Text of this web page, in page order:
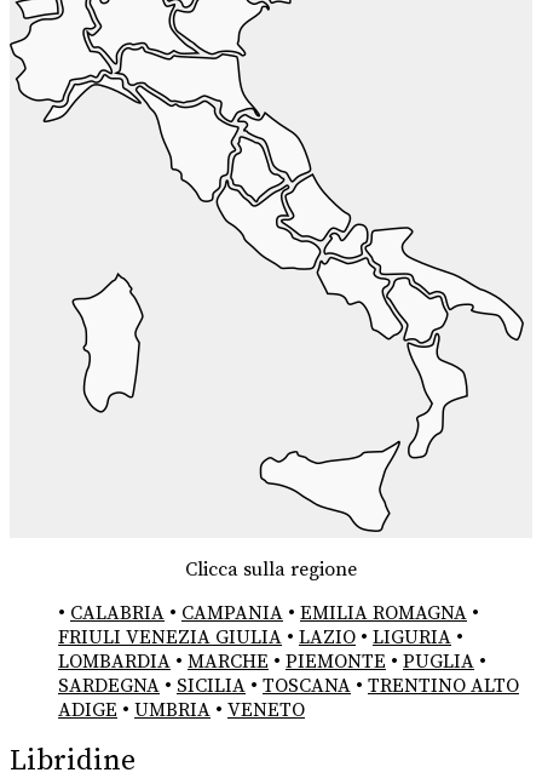
Clicca sulla regione
• CALABRIA • CAMPANIA • EMILIA ROMAGNA •
FRIULI VENEZIA GIULIA • LAZIO • LIGURIA •
LOMBARDIA • MARCHE • PIEMONTE • PUGLIA •
SARDEGNA • SICILIA • TOSCANA • TRENTINO ALTO
ADIGE • UMBRIA • VENETO
Libridine